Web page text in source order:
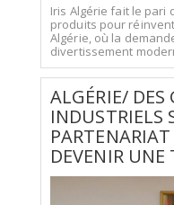
Iris Algérie fait le pari
produits pour
Algérie, où la
divertissement
ALGÉRIE/ DES
INDUSTRIELS
DEVENIR UNE